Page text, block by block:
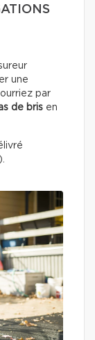
une
par
de bris en